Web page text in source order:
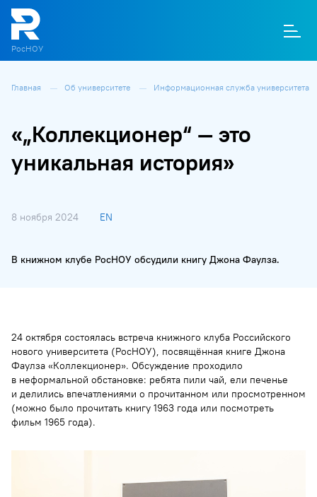
РосНОУ
Главная Об университете Информационная служба университета
«„Коллекционер“ — это
уникальная история»
8 ноября 2024 EN
В книжном клубе РосНОУ обсудили книгу Джона Фаулза.
24 октября состоялась встреча книжного клуба Российского
нового университета (РосНОУ), посвящённая книге Джона
Фаулза «Коллекционер». Обсуждение проходило
в неформальной обстановке: ребята пили чай, ели печенье
и делились впечатлениями о прочитанном или просмотренном
(можно было прочитать книгу 1963 года или посмотреть
фильм 1965 года).